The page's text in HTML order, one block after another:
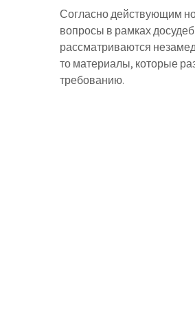
Согласно действующим
вопросы в рамках
рассматриваются
то материалы, которые
требованию.